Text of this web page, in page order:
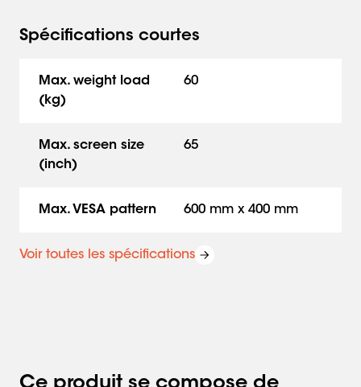
Spécifications courtes
Max. weight load
(kg)
60
Max. screen size
(inch)
65
Max. VESA pattern 600 mm x 400 mm
Voir toutes les spécifications